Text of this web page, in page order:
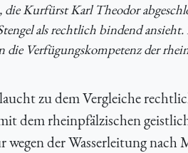
Kurfürst Karl Theodor
als rechtlich bindend
Verfügungskompetenz der
zu dem Vergleiche
dem rheinpfälzischen
wegen der Wasserleitung nach